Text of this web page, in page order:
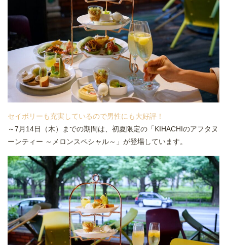
セイボリーも充実しているので男性にも大好評！
～7月14日（木）までの期間は、初夏限定の「KIHACHIのアフタヌ
ーンティー ～メロンスペシャル～」が登場しています。